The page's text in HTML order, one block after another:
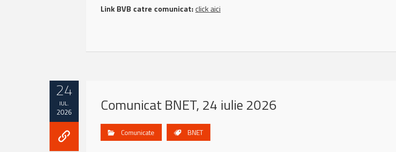
Link BVB catre comunicat:click aici
24
IUL.
2026 Comunicat BNET, 24 iulie 2026
Comunicate BNET